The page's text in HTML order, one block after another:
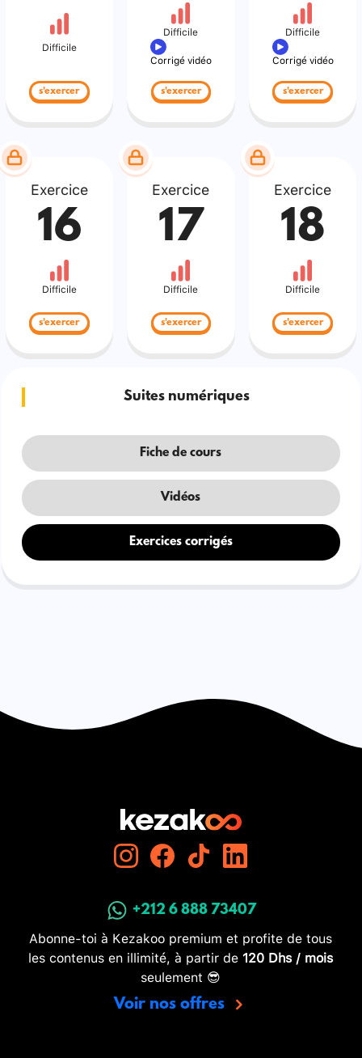
Difficile
s'exercer
Difficile
Corrigé vidéo
s'exercer
Difficile
Corrigé vidéo
s'exercer
Exercice
16
Difficile
s'exercer
Exercice
17
Difficile
s'exercer
Exercice
18
Difficile
s'exercer
Suites numériques
Fiche de cours
Vidéos
Exercices corrigés
+212 6 888 73407
Abonne-toi à Kezakoo premium et profite de tous
les contenus en illimité, à partir de 120 Dhs / mois
seulement 😎
Voir nos offres